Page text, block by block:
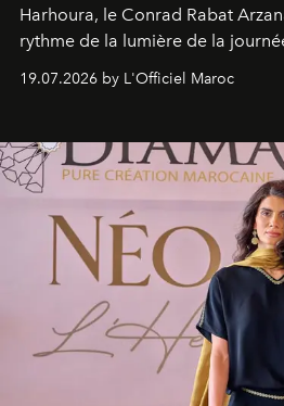
Harhoura, le Conrad Rabat
rythme de la lumière de la
programmation pensée comme
rendez-vous avec l’océan.
19.07.2026 by L'Officiel Maroc